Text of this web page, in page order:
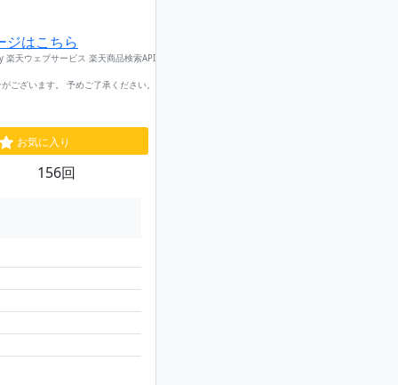
ジはこちら
楽天ウェブサービス 楽天商品検索API
ございます。 予めご了承ください。
お気に入り
156回